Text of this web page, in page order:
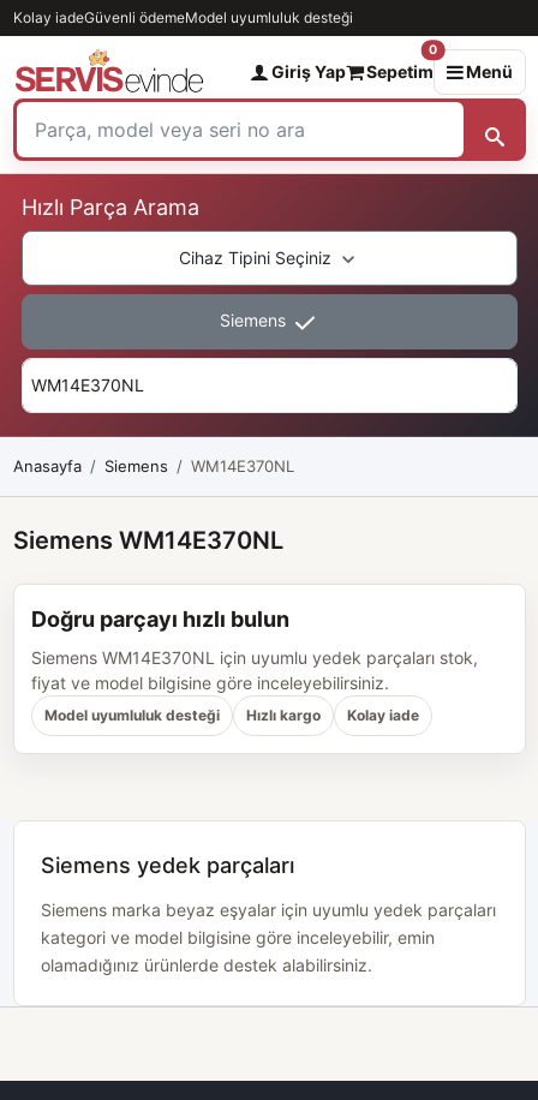
Kolay iadeGüvenli ödemeModel uyumluluk desteği
Giriş Yap Sepetim
0
Menü
Hızlı Parça Arama
Cihaz Tipini Seçiniz
Siemens
Anasayfa Siemens WM14E370NL
Siemens WM14E370NL
Doğru parçayı hızlı bulun
Siemens WM14E370NL için uyumlu yedek parçaları stok,
fiyat ve model bilgisine göre inceleyebilirsiniz.
Model uyumluluk desteği Hızlı kargo Kolay iade
Siemens yedek parçaları
Siemens marka beyaz eşyalar için uyumlu yedek parçaları
kategori ve model bilgisine göre inceleyebilir, emin
olamadığınız ürünlerde destek alabilirsiniz.